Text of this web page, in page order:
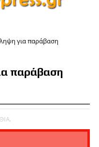
για παράβαση
παράβαση